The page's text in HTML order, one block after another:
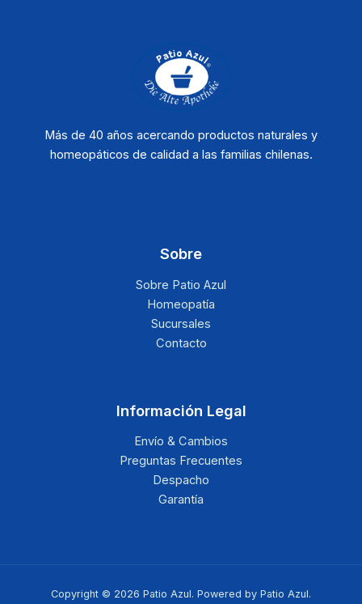
Más de 40 años acercando productos naturales y
homeopáticos de calidad a las familias chilenas.
Sobre
Sobre Patio Azul
Homeopatía
Sucursales
Contacto
Información Legal
Envío & Cambios
Preguntas Frecuentes
Despacho
Garantía
Copyright © 2026 Patio Azul. Powered by Patio Azul.